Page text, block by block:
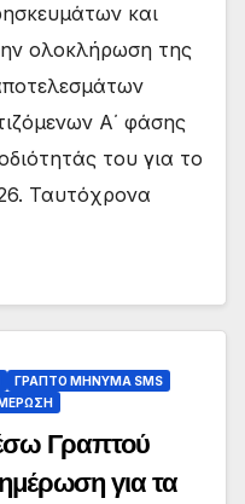
και
ολοκλήρωση της
Α΄ φάσης
του για το
Ταυτόχρονα
ΓΡΑΠΤΟ ΜΗΝΥΜΑ SMS
Γραπτού
για τα